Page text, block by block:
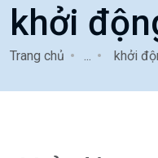
khởi
Trang chủ khởi